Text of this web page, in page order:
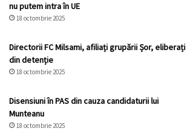
nu putem intra în UE
18 octombrie 2025
Directorii FC Milsami, afiliați grupării Șor, eliberați
din detenție
18 octombrie 2025
Disensiuni în PAS din cauza candidaturii lui
Munteanu
18 octombrie 2025